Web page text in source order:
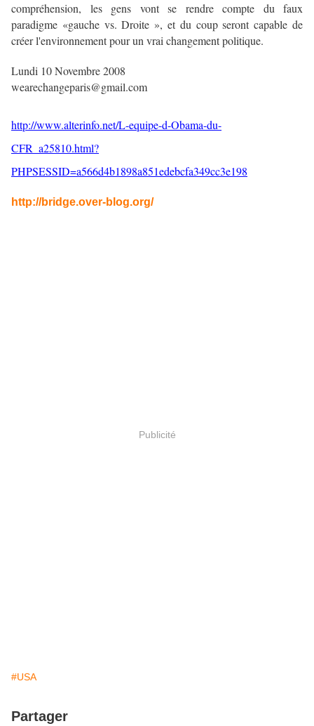
compréhension, les gens vont se rendre compte du faux
paradigme «gauche vs. Droite », et du coup seront capable de
créer l'environnement pour un vrai changement politique.
Lundi 10 Novembre 2008
wearechangeparis@gmail.com
http://www.alterinfo.net/L-equipe-d-Obama-du-
CFR_a25810.html?
PHPSESSID=a566d4b1898a851edebcfa349cc3e198
http://bridge.over-blog.org/
Publicité
#USA
Partager